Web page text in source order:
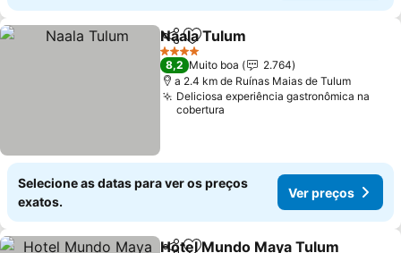
PartilharAdicionar aos favoritos
Naala Tulum
4 Estrelas
8,2 Muito boa
2.764
a 2.4 km de Ruínas Maias de Tulum
Deliciosa experiência gastronômica na
cobertura
Selecione as datas para ver os preços
exatos.
Ver preços
Hotel Mundo Maya Tulum